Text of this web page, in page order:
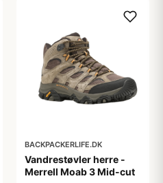
BACKPACKERLIFE.DK
Vandrestøvler herre -
Merrell Moab 3 Mid-cut